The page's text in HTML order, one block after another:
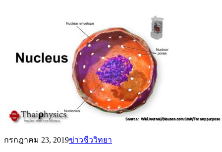
กรกฎาคม 23, 2019ข่าวชีววิทยา